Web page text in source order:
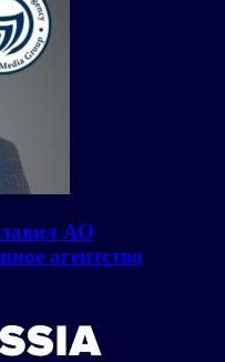
АО
агентство